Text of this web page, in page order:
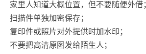
家里人知道大概位置，但不要随便外借
扫描件单独加密保存；
复印件或照片对外提供时加水印；
不要把高清原图发给陌生人；